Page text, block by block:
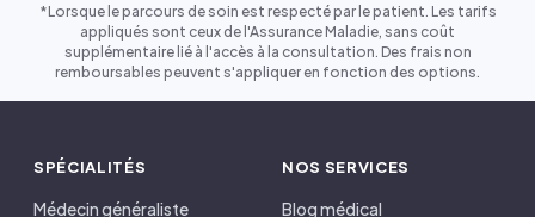
*Lorsque le parcours de soin est respecté par le patient. Les tarifs
appliqués sont ceux de l'Assurance Maladie, sans coût
supplémentaire lié à l'accès à la consultation. Des frais non
remboursables peuvent s'appliquer en fonction des options.
SPÉCIALITÉS
Médecin généraliste
NOS SERVICES
Blog médical